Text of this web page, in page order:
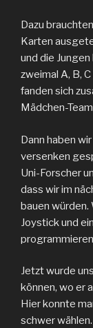
Dazu
Karten
und die
zweimal A, B,
fanden sich
Mädchen-
Dann haben
versenken
Uni-Forscher
dass wir im
bauen würden.
Joystick und
Jetzt wurde
können, wo er
Hier konnte
schwer wählen.